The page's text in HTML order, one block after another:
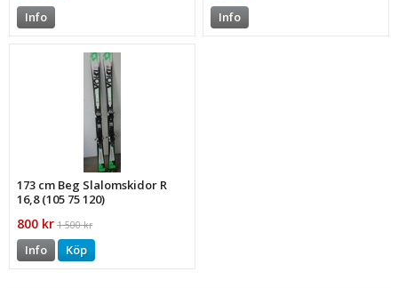
Info Info
173 cm Beg Slalomskidor R
16,8 (105 75 120)
800 kr 1 500 kr
Info Köp